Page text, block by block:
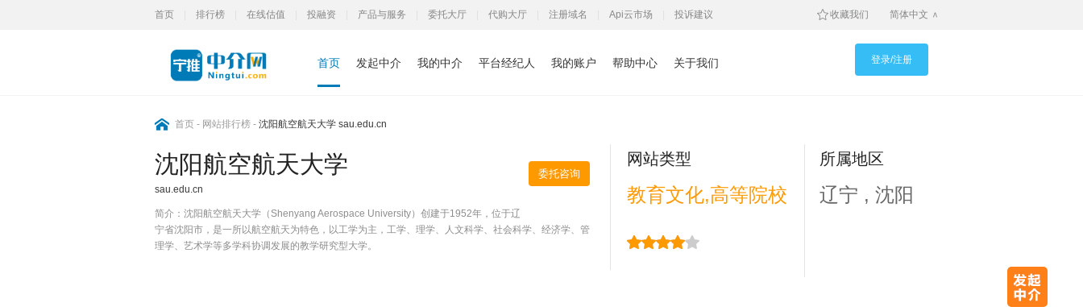
首页 排行榜 在线估值 投融资 产品与服务 委托大厅 代购大厅 注册域名 Api云市场 投诉建议 收藏我们 简体中文
首页 发起中介 我的中介 平台经纪人 我的账户 帮助中心 关于我们 登录/注册
首页 - 网站排行榜 - 沈阳航空航天大学 sau.edu.cn
沈阳航空航天大学 委托咨询
sau.edu.cn
简介： 沈阳航空航天大学（Shenyang Aerospace University）创建于1952年，位于辽
宁省沈阳市，是一所以航空航天为特色，以工学为主，工学、理学、人文科学、社会科学、经济学、管
理学、艺术学等多学科协调发展的教学研究型大学。
网站类型
教育文化,高等院校
所属地区
辽宁 , 沈阳